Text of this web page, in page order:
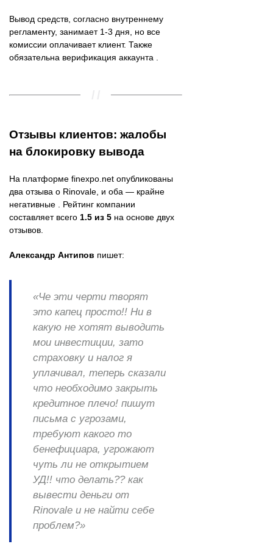
Вывод средств, согласно внутреннему
регламенту, занимает 1-3 дня, но все
комиссии оплачивает клиент. Также
обязательна верификация аккаунта .
Отзывы клиентов: жалобы
на блокировку вывода
На платформе finexpo.net опубликованы
два отзыва о Rinovale, и оба — крайне
негативные . Рейтинг компании
составляет всего 1.5 из 5 на основе двух
отзывов.
Александр Антипов пишет:
«Че эти черти творят
это капец просто!! Ни в
какую не хотят выводить
мои инвестиции, зато
страховку и налог я
уплачивал, теперь сказали
что необходимо закрыть
кредитное плечо! пишут
письма с угрозами,
требуют какого то
бенефициара, угрожают
чуть ли не открытием
УД!! что делать?? как
вывести деньги от
Rinovale и не найти себе
проблем?»